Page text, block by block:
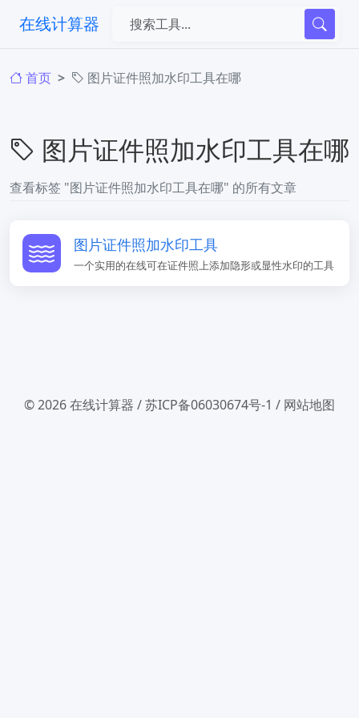
在线计算器
首页 图片证件照加水印工具在哪
图片证件照加水印工具在哪
查看标签 "图片证件照加水印工具在哪" 的所有文章
图片证件照加水印工具
一个实用的在线可在证件照上添加隐形或显性水印的工具
© 2026在线计算器 /苏ICP备06030674号-1 / 网站地图